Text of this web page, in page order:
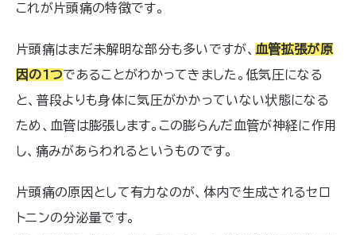
これが片頭痛の特徴です。
片頭痛はまだ未解明な部分も多いですが、 血管拡張が原
因の1つであることがわかってきました。低気圧になる
と、普段よりも身体に気圧がかかっていない状態になる
ため、血管は膨張します。この膨らんだ血管が神経に作用
し、痛みがあらわれるというものです。
片頭痛の原因として有力なのが、体内で生成されるセロ
トニンの分泌量です。